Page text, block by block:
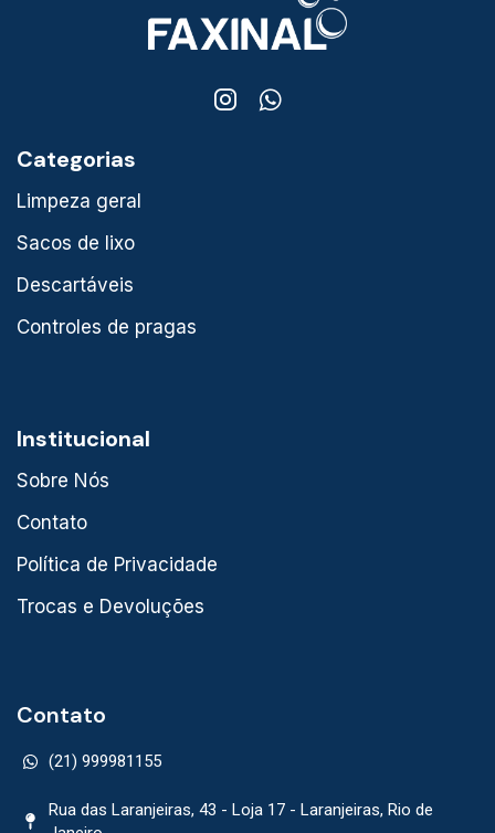
Categorias
Limpeza geral
Sacos de lixo
Descartáveis
Controles de pragas
Institucional
Sobre Nós
Contato
Política de Privacidade
Trocas e Devoluções
Contato
(21) 999981155
Rua das Laranjeiras, 43 - Loja 17 - Laranjeiras, Rio de